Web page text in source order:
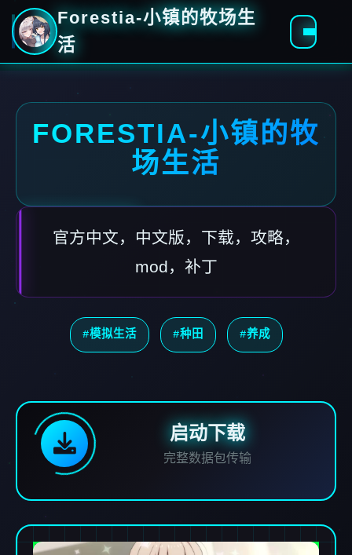
Forestia-小镇的牧场生
活
FORESTIA-小镇的牧
场生活
官方中文，中文版，下载，攻略，
mod，补丁
#模拟生活 #种田 #养成
启动下载
完整数据包传输